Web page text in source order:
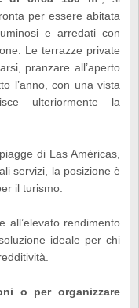
per essere abitata
e arredati con
Le terrazze private
pranzare all’aperto
l’anno, con una vista
ulteriormente la
di Las Américas,
servizi, la posizione è
il turismo.
all’elevato rendimento
ideale per chi
o per organizzare